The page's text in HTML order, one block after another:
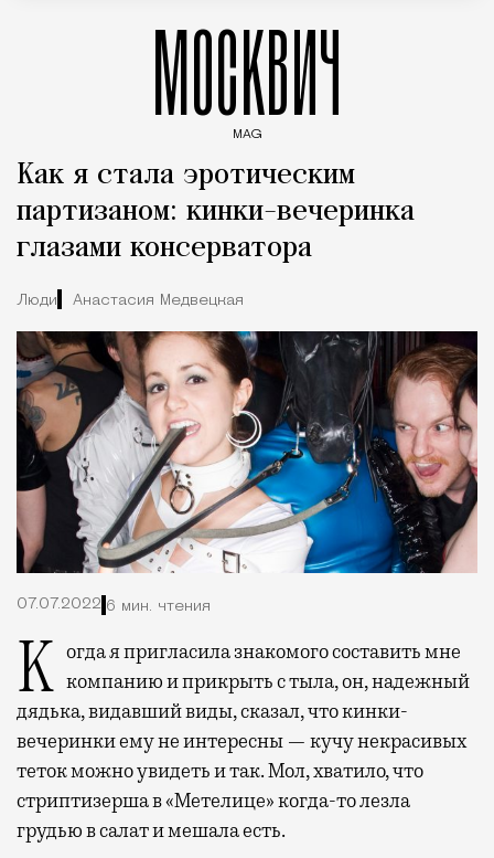
МОСКВИЧ
MAG
Как я стала эротическим
партизаном: кинки-вечеринка
глазами консерватора
Люди Анастасия Медвецкая
07.07.2022 6 мин. чтения
Когда я пригласила знакомого составить мне компанию и прикрыть с тыла, он, надежный
дядька, видавший виды, сказал, что кинки-
вечеринки ему не интересны — кучу некрасивых
теток можно увидеть и так. Мол, хватило, что
стриптизерша в «Метелице» когда-то лезла
грудью в салат и мешала есть.